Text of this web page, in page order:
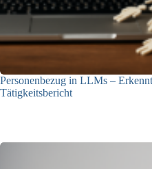
Personenbezug in LLMs –
Tätigkeitsbericht